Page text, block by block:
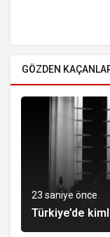
GÖZDEN
23 saniye önce
Türkiye’de